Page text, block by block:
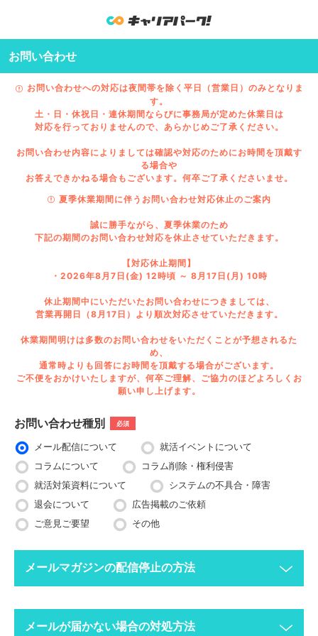
お問い合わせ
お問い合わせへの対応は夜間帯を除く平日（営業日）のみとなりま
す。
土・日・休祝日・連休期間ならびに事務局が定めた休業日は
対応を行っておりませんので、あらかじめご了承ください。
お問い合わせ内容によりましては確認や対応のためにお時間を頂戴す
る場合や
お答えできかねる場合もございます。何卒ご了承くださいませ。
夏季休業期間に伴うお問い合わせ対応休止のご案内
誠に勝手ながら、夏季休業のため
下記の期間のお問い合わせ対応を休止させていただきます。
【対応休止期間】
・2026年8月7日(金) 12時頃 ～ 8月17日(月) 10時
休止期間中にいただいたお問い合わせにつきましては、
営業再開日（8月17日）より順次対応させていただきます。
休業期間明けは多数のお問い合わせをいただくことが予想されるた
め、
通常時よりも回答にお時間を頂戴する場合がございます。
ご不便をおかけいたしますが、何卒ご理解、ご協力のほどよろしくお
願い申し上げます。
お問い合わせ種別 必須
メール配信について
就活イベントについて
コラムについて
コラム削除・権利侵害
就活対策資料について
システムの不具合・障害
退会について
広告掲載のご依頼
ご意見ご要望
その他
メールマガジンの配信停止の方法
ってください。
メールが届かない場合の対処方法